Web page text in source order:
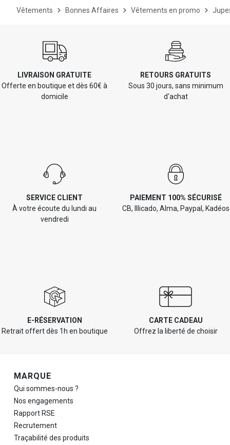
Vêtements Bonnes Affaires Vêtements en promo
LIVRAISON GRATUITE
Offerte en boutique et dès 60€ à
domicile
RETOURS GRATUITS
Sous 30 jours, sans minimum
d'achat
SERVICE CLIENT
À votre écoute du lundi au
vendredi
PAIEMENT 100% SÉCURISÉ
CB, Illicado, Alma, Paypal, Kadéos
E-RÉSERVATION
Retrait offert dès 1h en boutique
CARTE CADEAU
Offrez la liberté de choisir
Navigation de pied de page
MARQUE
Qui sommes-nous ?
Nos engagements
Rapport RSE
Recrutement
Traçabilité des produits